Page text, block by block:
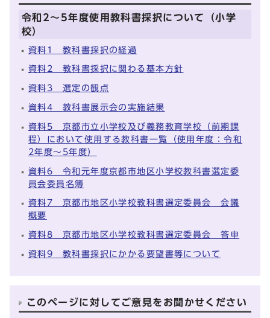
令和2～5年度使用教科書採択について（小学
校）
資料1 教科書採択の経過
資料2 教科書採択に関わる基本方針
資料3 選定の観点
資料4 教科書展示会の実施結果
資料5 京都市立小学校及び義務教育学校（前期課
程）において使用する教科書一覧（使用年度：令和
2年度～5年度）
資料6 令和元年度京都市地区小学校教科書選定委
員会委員名簿
資料7 京都市地区小学校教科書選定委員会 会議
概要
資料8 京都市地区小学校教科書選定委員会 答申
資料9 教科書採択にかかる要望書等について
このページに対してご意見をお聞かせください